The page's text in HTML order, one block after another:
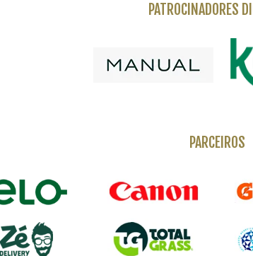
PATROCINADORES
PARCEIROS